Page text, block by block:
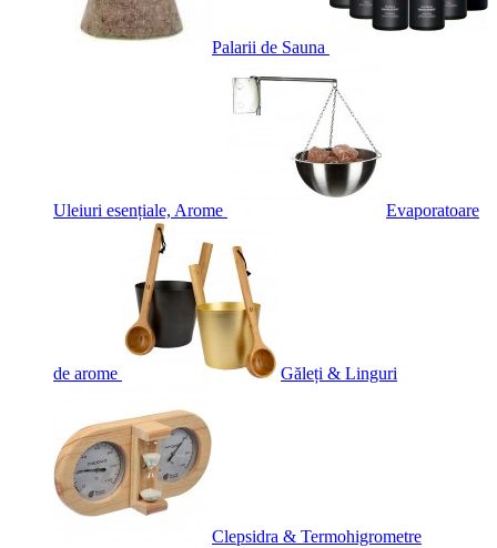
Palarii de Sauna
Uleiuri esențiale, Arome Evaporatoare
de arome Găleți & Linguri
Clepsidra & Termohigrometre